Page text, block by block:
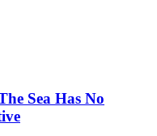
Sea Has No